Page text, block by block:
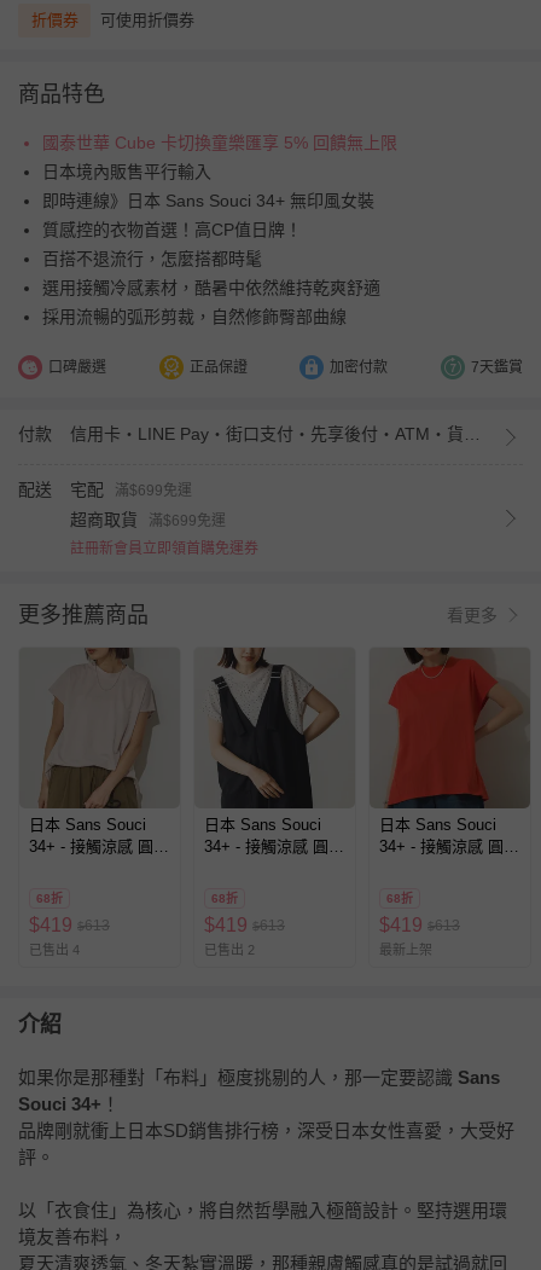
折價券 可使用折價券
商品特色
國泰世華 Cube 卡切換童樂匯享 5% 回饋無上限
日本境內販售平行輸入
即時連線》日本 Sans Souci 34+ 無印風女裝
質感控的衣物首選！高CP值日牌！
百搭不退流行，怎麼搭都時髦
選用接觸冷感素材，酷暑中依然維持乾爽舒適
採用流暢的弧形剪裁，自然修飾臀部曲線
口碑嚴選 正品保證 加密付款 7天鑑賞
付款
配送 宅配 滿$699免運
超商取貨
滿$699免運
註冊新會員立即領首購免運券
更多推薦商品 看更多
日本 Sans Souci
34+ - 接觸涼感 圓弧
杏
68折
$419 $613
已售出 4
日本 Sans Souci
34+ - 接觸涼感 圓弧
點-米白
68折
$419 $613
已售出 2
日本 Sans Souci
34+ - 接觸涼感 圓弧
紅
68折
$419 $613
最新上架
介紹
如果你是那種對「布料」極度挑剔的人，那一定要認識 Sans
Souci 34+ ！
品牌剛就衝上日本SD銷售排行榜，深受日本女性喜愛，大受好
評。
以「衣食住」為核心，將自然哲學融入極簡設計。堅持選用環
境友善布料，
夏天清爽透氣、冬天紮實溫暖，那種親膚觸感真的是試過就回